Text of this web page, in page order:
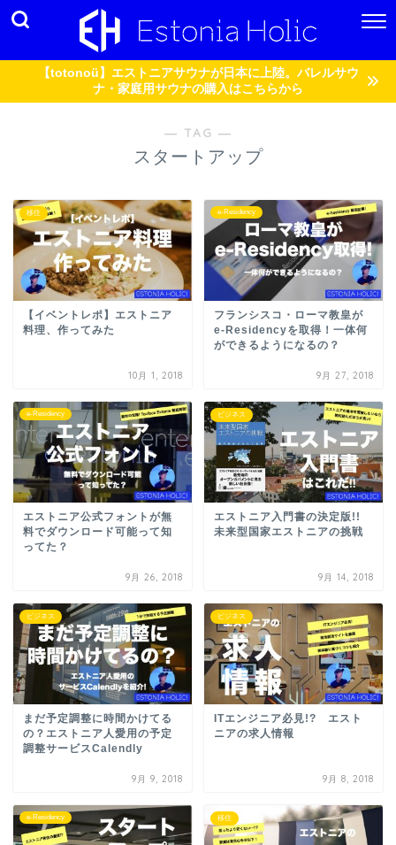
【totonoü】エストニアサウナが日本に上陸。バレルサウ
ナ・家庭用サウナの購入はこちらから
― TAG ―
スタートアップ
移住
【イベントレポ】エストニア
料理、作ってみた
10月 1, 2018
e-Residency
フランシスコ・ローマ教皇が
e-Residencyを取得！一体何
ができるようになるの？
9月 27, 2018
e-Residency
エストニア公式フォントが無
料でダウンロード可能って知
ってた？
9月 26, 2018
ビジネス
エストニア入門書の決定版!!
未来型国家エストニアの挑戦
9月 14, 2018
ビジネス
まだ予定調整に時間かけてる
の？エストニア人愛用の予定
調整サービスCalendly
9月 9, 2018
ビジネス
ITエンジニア必見!? エスト
ニアの求人情報
9月 8, 2018
e-Residency 移住